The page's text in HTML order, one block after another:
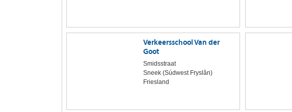
Verkeersschool Van der
Goot
Smidsstraat
Sneek (Súdwest Fryslân)
Friesland